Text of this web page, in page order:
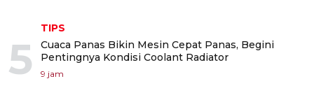
5
TIPS
Cuaca Panas Bikin Mesin Cepat Panas, Begini
Pentingnya Kondisi Coolant Radiator
9 jam